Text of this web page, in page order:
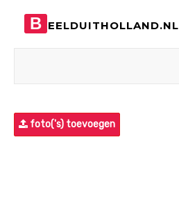
B EELDUITHOLLAND.NL
foto('s) toevoegen